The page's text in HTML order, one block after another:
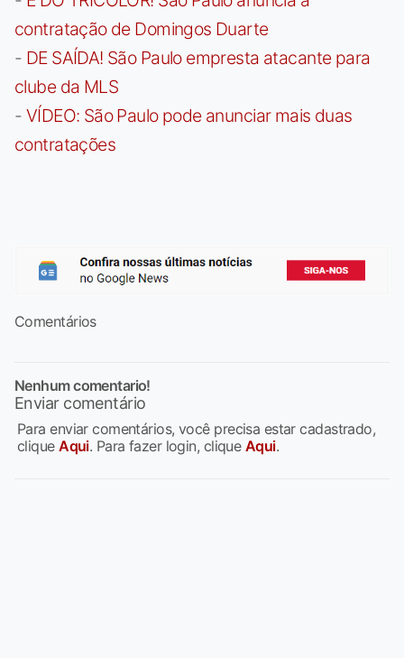
contratação de Domingos Duarte
- DE SAÍDA! São Paulo empresta atacante para
clube da MLS
- VÍDEO: São Paulo pode anunciar mais duas
contratações
Comentários
Nenhum comentario!
Enviar comentário
Para enviar comentários, você precisa estar cadastrado,
cliqueAqui. Para fazer login, clique Aqui.